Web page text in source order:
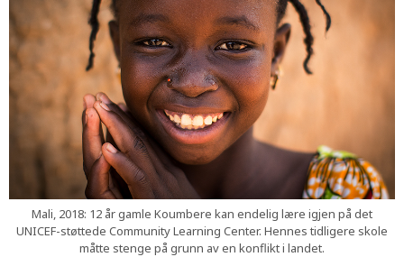
Mali, 2018: 12 år gamle Koumbere kan endelig lære igjen på det
UNICEF-støttede Community Learning Center. Hennes tidligere skole
måtte stenge på grunn av en konflikt i landet.